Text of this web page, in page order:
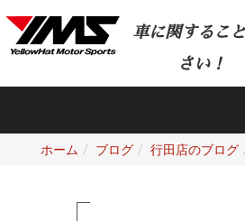
車に関するこ
さい！
ホーム ブログ 行田店のブログ